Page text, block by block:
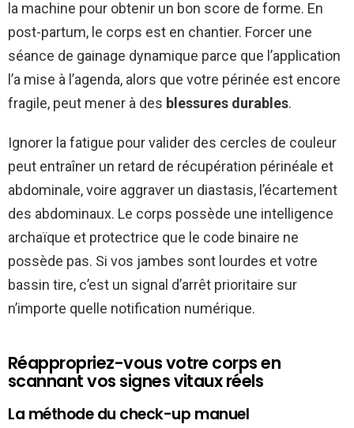
la machine pour obtenir un bon score de forme. En
post-partum, le corps est en chantier. Forcer une
séance de gainage dynamique parce que l’application
l’a mise à l’agenda, alors que votre périnée est encore
fragile, peut mener à des blessures durables.
Ignorer la fatigue pour valider des cercles de couleur
peut entraîner un retard de récupération périnéale et
abdominale, voire aggraver un diastasis, l’écartement
des abdominaux. Le corps possède une intelligence
archaïque et protectrice que le code binaire ne
possède pas. Si vos jambes sont lourdes et votre
bassin tire, c’est un signal d’arrêt prioritaire sur
n’importe quelle notification numérique.
Réappropriez-vous votre corps en
scannant vos signes vitaux réels
La méthode du check-up manuel